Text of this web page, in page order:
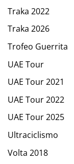
Traka 2022
Traka 2026
Trofeo Guerrita
UAE Tour
UAE Tour 2021
UAE Tour 2022
UAE Tour 2025
Ultraciclismo
Volta 2018